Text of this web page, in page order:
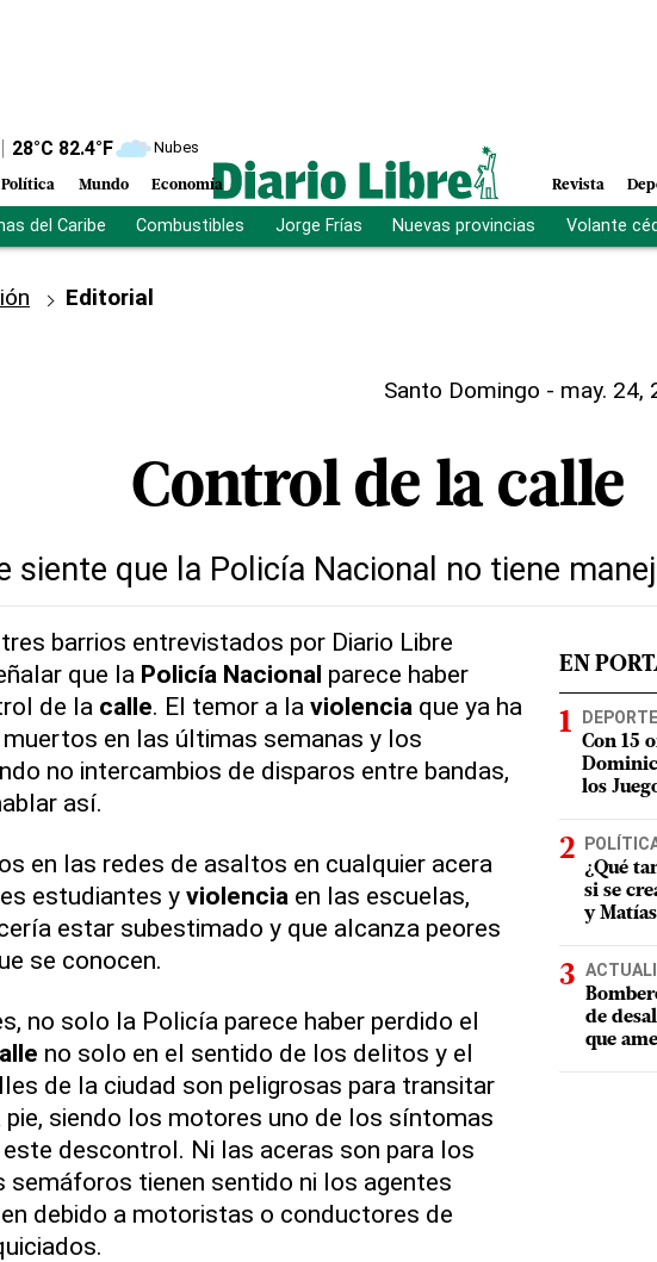
28°C 82.4°F Nubes
Política Mundo Economía Revista
del Caribe Combustibles Jorge Frías Nuevas provincias Volante
Editorial
Santo Domingo - may. 24,
Control de la calle
siente que la Policía Nacional no tiene
barrios entrevistados por Diario Libre
que la Policía Nacional parece haber
de la calle. El temor a la violencia que ya ha
en las últimas semanas y los
no intercambios de disparos entre bandas,
así.
en las redes de asaltos en cualquier acera
estudiantes y violencia en las escuelas,
estar subestimado y que alcanza peores
se conocen.
no solo la Policía parece haber perdido el
no solo en el sentido de los delitos y el
de la ciudad son peligrosas para transitar
pie, siendo los motores uno de los síntomas
descontrol. Ni las aceras son para los
semáforos tienen sentido ni los agentes
debido a motoristas o conductores de
EN
Con 15
los
¿Qué
si se
y
de
que